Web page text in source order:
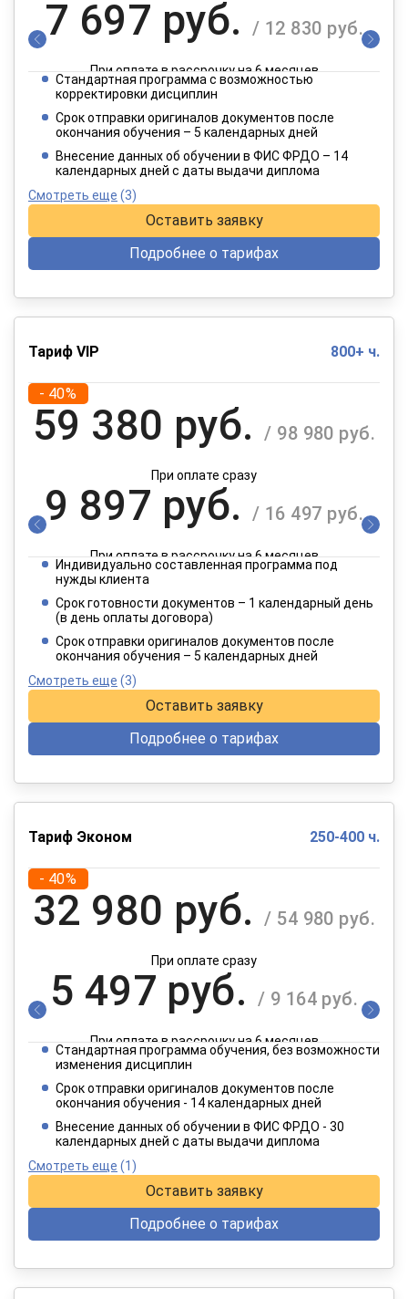
7 697 руб. / 12 830 руб.
При оплате в рассрочку на 6 месяцев
3 849 руб.
При оплате в рассрочку на 12 месяцев
Стандартная программа с возможностью
корректировки дисциплин
Срок отправки оригиналов документов после
окончания обучения – 5 календарных дней
Внесение данных об обучении в ФИС ФРДО – 14
календарных дней с даты выдачи диплома
Смотреть еще (3)
Оставить заявку
Подробнее о тарифах
Тариф VIP 800+ ч.
- 40%
59 380 руб. / 98 980 руб.
При оплате сразу
9 897 руб. / 16 497 руб.
При оплате в рассрочку на 6 месяцев
4 949 руб. / 8 249 руб.
При оплате в рассрочку на 12 месяцев
Индивидуально составленная программа под
нужды клиента
Срок готовности документов – 1 календарный день
(в день оплаты договора)
Срок отправки оригиналов документов после
окончания обучения – 5 календарных дней
Смотреть еще (3)
Оставить заявку
Подробнее о тарифах
Тариф Эконом 250-400 ч.
- 40%
32 980 руб. / 54 980 руб.
При оплате сразу
5 497 руб. / 9 164 руб.
При оплате в рассрочку на 6 месяцев
2 749 руб.
При оплате в рассрочку на 12 месяцев
Стандартная программа обучения, без возможности
изменения дисциплин
Срок отправки оригиналов документов после
окончания обучения - 14 календарных дней
Внесение данных об обучении в ФИС ФРДО - 30
календарных дней с даты выдачи диплома
Смотреть еще (1)
Оставить заявку
Подробнее о тарифах